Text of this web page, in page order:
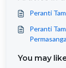
Peranti
Peranti
You may